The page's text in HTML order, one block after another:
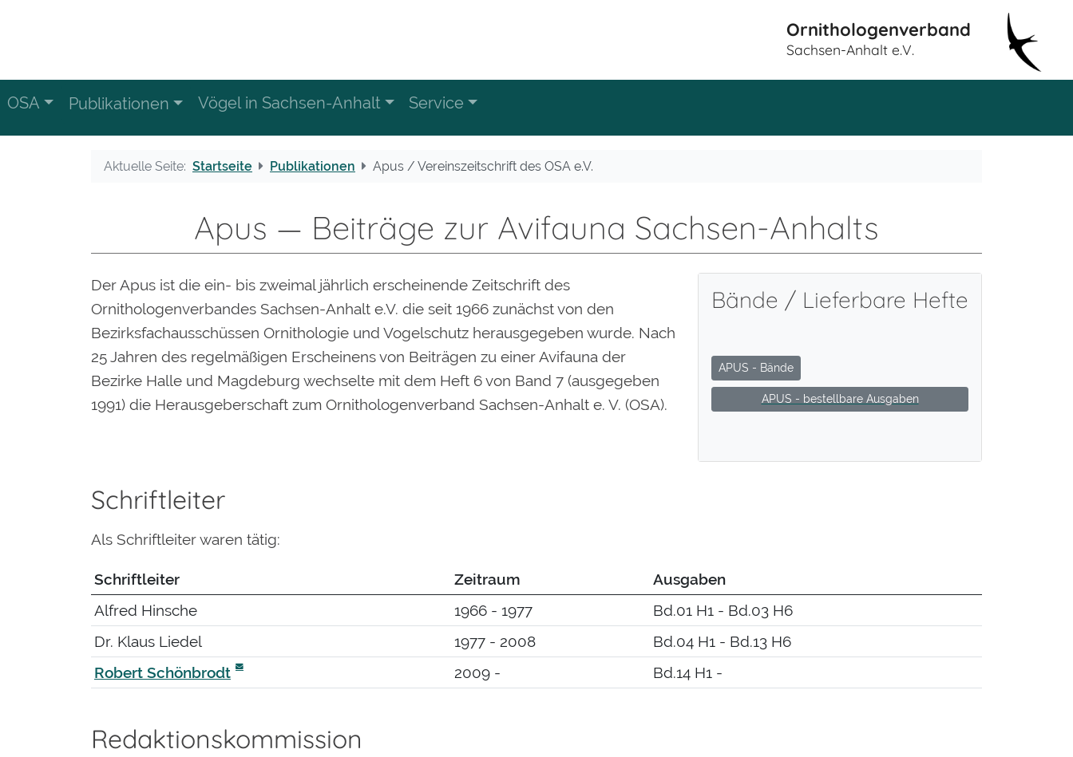
Ornithologenverband
Sachsen-Anhalt e.V.
OSA Publikationen Vögel in Sachsen-Anhalt Service
Aktuelle Seite: Startseite Publikationen Apus / Vereinszeitschrift des OSA e.V.
Apus — Beiträge zur Avifauna Sachsen-Anhalts
Der Apus ist die ein- bis zweimal jährlich erscheinende Zeitschrift des
Ornithologenverbandes Sachsen-Anhalt e.V. die seit 1966 zunächst von den
Bezirksfachausschüssen Ornithologie und Vogelschutz herausgegeben wurde. Nach
25 Jahren des regelmäßigen Erscheinens von Beiträgen zu einer Avifauna der
Bezirke Halle und Magdeburg wechselte mit dem Heft 6 von Band 7 (ausgegeben
1991) die Herausgeberschaft zum Ornithologenverband Sachsen-Anhalt e. V. (OSA).
Bände / Lieferbare Hefte
APUS - Bände
APUS - bestellbare Ausgaben
Schriftleiter
Als Schriftleiter waren tätig:
Schriftleiter Zeitraum
Ausgaben
Alfred Hinsche
1966 - 1977
Bd.01 H1 - Bd.03 H6
Dr. Klaus Liedel
1977 - 2008
Bd.04 H1 - Bd.13 H6
Robert Schönbrodt
2009 - Bd.14 H1 -
Redaktionskommission